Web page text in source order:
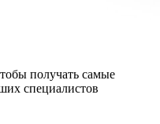
получать самые
специалистов